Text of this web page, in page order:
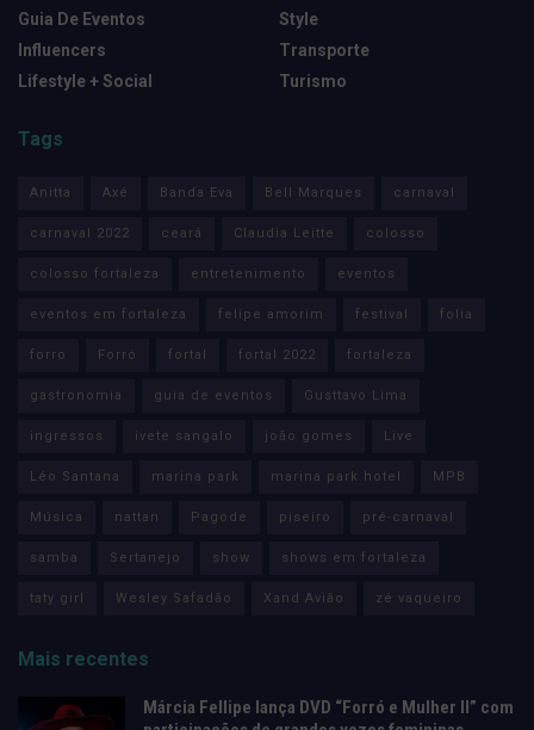
Guia De Eventos
Influencers
Lifestyle + Social
Style
Transporte
Turismo
Tags
Anitta Axé Banda Eva Bell Marques carnaval
carnaval 2022 ceará Claudia Leitte colosso
colosso fortaleza entretenimento eventos
eventos em fortaleza felipe amorim festival folia
forro Forró fortal fortal 2022 fortaleza
gastronomia guia de eventos Gusttavo Lima
ingressos ivete sangalo joão gomes Live
Léo Santana marina park marina park hotel MPB
Música nattan Pagode piseiro pré-carnaval
samba Sertanejo show shows em fortaleza
taty girl Wesley Safadão Xand Avião zé vaqueiro
Mais recentes
Márcia Fellipe lança DVD “Forró e Mulher II” com